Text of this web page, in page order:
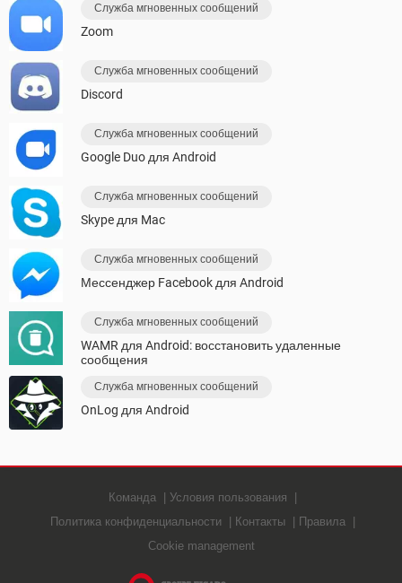
Служба мгновенных сообщений
Zoom
Служба мгновенных сообщений
Discord
Служба мгновенных сообщений
Google Duo для Android
Служба мгновенных сообщений
Skype для Mac
Служба мгновенных сообщений
Мессенджер Facebook для Android
Служба мгновенных сообщений
WAMR для Android: восстановить удаленные
сообщения
Служба мгновенных сообщений
OnLog для Android
Команда
Условия пользования
Политика конфиденциальности
Контакты
Правила
Cookie management